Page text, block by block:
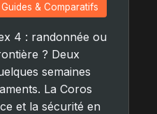
Guides & Comparatifs
4 : randonnée ou
? Deux
semaines
La Coros
et la sécurité en